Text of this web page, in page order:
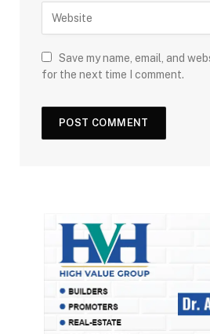
Save my name, email, and
for the next time I comment.